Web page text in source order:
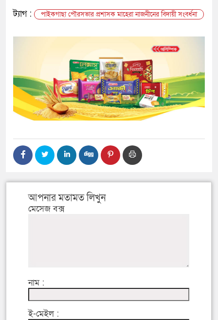
ট্যাগ :
পাইকগাছা পৌরসভার প্রশাসক মাহেরা নাজনীনের বিদায়ী সংবর্ধনা
আপনার মতামত লিখুন
মেসেজ বক্স
নাম :
ই-মেইল :